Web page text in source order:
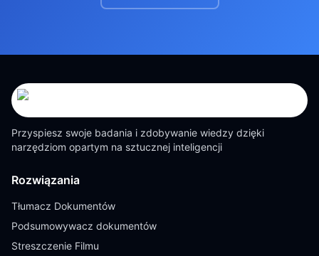
Przyspiesz swoje badania i zdobywanie wiedzy dzięki
narzędziom opartym na sztucznej inteligencji
Rozwiązania
Tłumacz Dokumentów
Podsumowywacz dokumentów
Streszczenie Filmu